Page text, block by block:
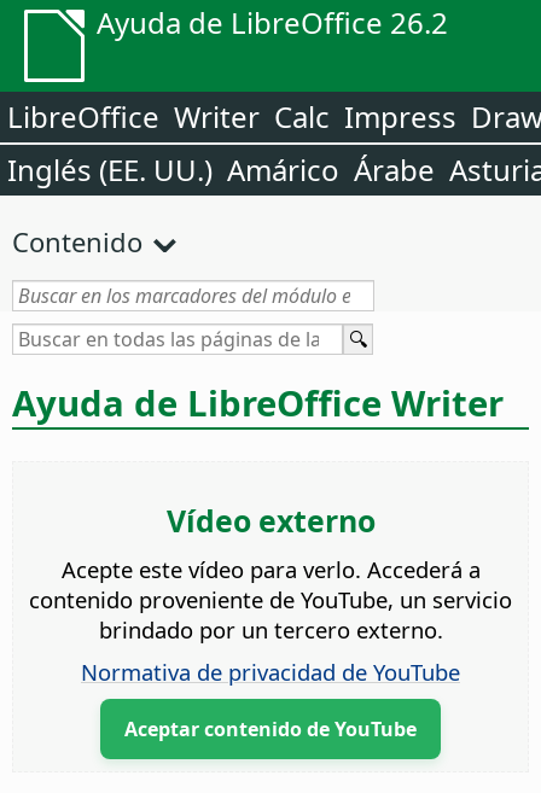
Ayuda de LibreOffice 26.2
LibreOffice Writer Calc Impress
Inglés (EE. UU.) Amárico Árabe
Contenido
Ayuda de LibreOffice Writer
Vídeo externo
Acepte este vídeo para verlo. Accederá a
contenido proveniente de YouTube, un servicio
brindado por un tercero externo.
Normativa de privacidad de YouTube
Aceptar contenido de YouTube